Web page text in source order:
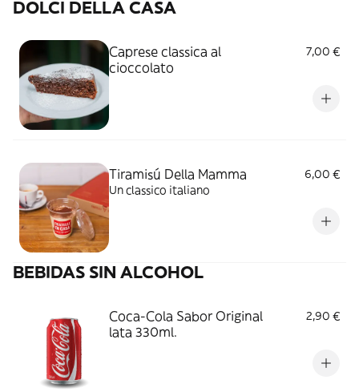
DOLCI DELLA CASA
Caprese classica al
cioccolato
7,00 €
Tiramisú Della Mamma
6,00 €
Un classico italiano
BEBIDAS SIN ALCOHOL
Coca-Cola Sabor Original
lata 330ml.
2,90 €